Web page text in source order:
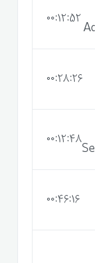
00:12:52
00:28:26
00:12:48
00:46:16